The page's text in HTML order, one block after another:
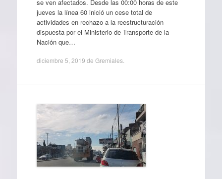
se ven afectados. Desde las 00:00 horas de este
jueves la línea 60 inició un cese total de
actividades en rechazo a la reestructuración
dispuesta por el Ministerio de Transporte de la
Nación que…
diciembre 5, 2019 de Gremiales.